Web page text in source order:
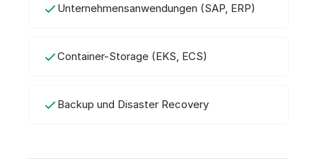
Unternehmensanwendungen (SAP, ERP)
Container-Storage (EKS, ECS)
Backup und Disaster Recovery